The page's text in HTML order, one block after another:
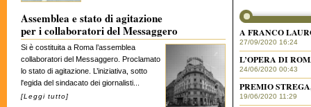
Assemblea e stato di agitazione
per i collaboratori del Messaggero
Si è costituita a Roma l’assemblea
collaboratori del Messaggero. Proclamato
lo stato di agitazione. L’iniziativa, sotto
l'egida del sindacato dei giornalisti...
[Leggi tutto]
A FRANCO
27/09/2020 16:24
L’OPERA DI
24/06/2020 00:43
PREMIO
19/06/2020 11:29